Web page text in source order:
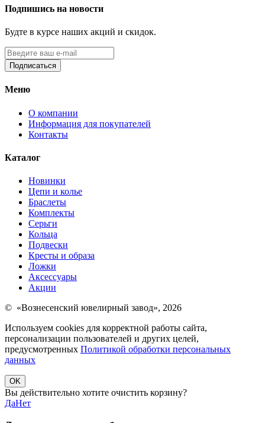
Подпишись на новости
Будте в курсе наших акций и скидок.
Подписаться
Меню
О компании
Информация для покупателей
Контакты
Каталог
Новинки
Цепи и колье
Браслеты
Комплекты
Серьги
Кольца
Подвески
Кресты и образа
Ложки
Аксессуары
Акции
© «Вознесенский ювелирный завод», 2026
Используем cookies для корректной работы сайта,
персонализации пользователей и других целей,
предусмотренных Политикой обработки персональных
данных
OK
Вы действительно хотите очистить корзину?
ДаНет